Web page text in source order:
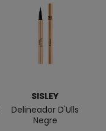
SISLEY
Delineador D'Ulls
Negre